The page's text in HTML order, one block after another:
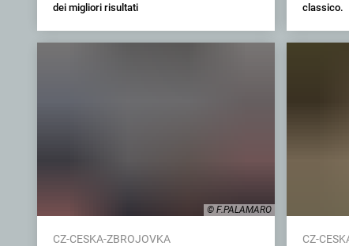
dei migliori risultati
classico.
© F.PALAMARO
CZ-CESKA-ZBROJOVKA CZ-